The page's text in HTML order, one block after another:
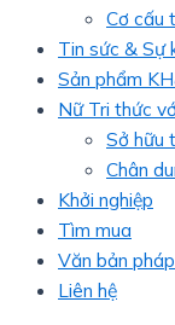
Cơ cấu
Tin sức & Sự
Sản phẩm
Nữ Tri thức
Sở hữu
Chân
Khởi nghiệp
Tìm mua
Văn bản
Liên hệ